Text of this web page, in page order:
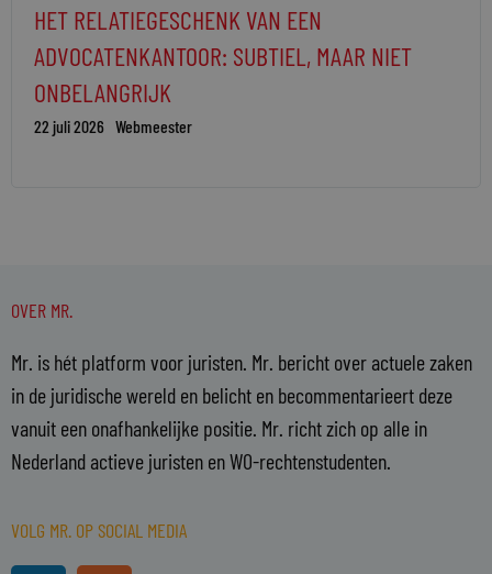
HET RELATIEGESCHENK VAN EEN
ADVOCATENKANTOOR: SUBTIEL, MAAR NIET
ONBELANGRIJK
22 juli 2026 Webmeester
OVER MR.
Mr. is hét platform voor juristen. Mr. bericht over actuele zaken
in de juridische wereld en belicht en becommentarieert deze
vanuit een onafhankelijke positie. Mr. richt zich op alle in
Nederland actieve juristen en WO-rechtenstudenten.
VOLG MR. OP SOCIAL MEDIA